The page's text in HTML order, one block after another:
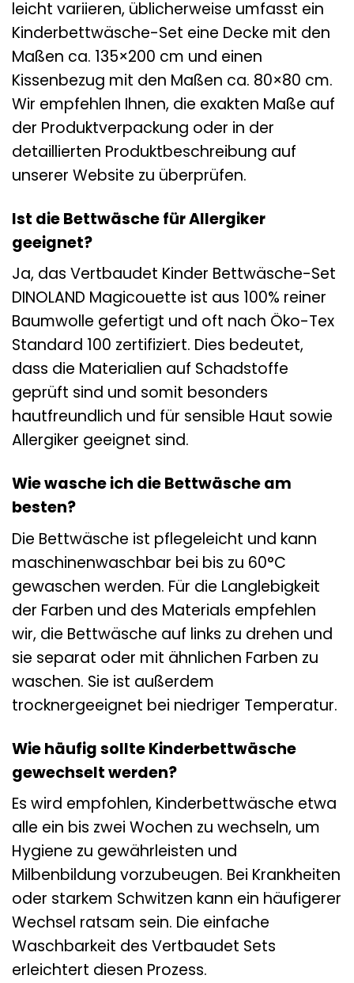
leicht variieren, üblicherweise umfasst ein
Kinderbettwäsche-Set eine Decke mit den
Maßen ca. 135×200 cm und einen
Kissenbezug mit den Maßen ca. 80×80 cm.
Wir empfehlen Ihnen, die exakten Maße auf
der Produktverpackung oder in der
detaillierten Produktbeschreibung auf
unserer Website zu überprüfen.
Ist die Bettwäsche für Allergiker
geeignet?
Ja, das Vertbaudet Kinder Bettwäsche-Set
DINOLAND Magicouette ist aus 100% reiner
Baumwolle gefertigt und oft nach Öko-Tex
Standard 100 zertifiziert. Dies bedeutet,
dass die Materialien auf Schadstoffe
geprüft sind und somit besonders
hautfreundlich und für sensible Haut sowie
Allergiker geeignet sind.
Wie wasche ich die Bettwäsche am
besten?
Die Bettwäsche ist pflegeleicht und kann
maschinenwaschbar bei bis zu 60°C
gewaschen werden. Für die Langlebigkeit
der Farben und des Materials empfehlen
wir, die Bettwäsche auf links zu drehen und
sie separat oder mit ähnlichen Farben zu
waschen. Sie ist außerdem
trocknergeeignet bei niedriger Temperatur.
Wie häufig sollte Kinderbettwäsche
gewechselt werden?
Es wird empfohlen, Kinderbettwäsche etwa
alle ein bis zwei Wochen zu wechseln, um
Hygiene zu gewährleisten und
Milbenbildung vorzubeugen. Bei Krankheiten
oder starkem Schwitzen kann ein häufigerer
Wechsel ratsam sein. Die einfache
Waschbarkeit des Vertbaudet Sets
erleichtert diesen Prozess.